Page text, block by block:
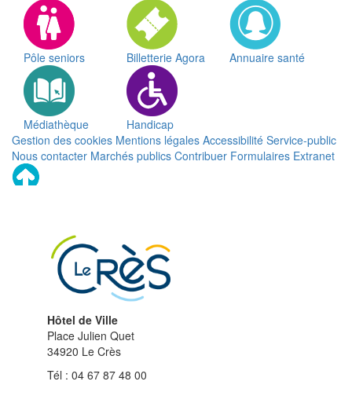
Pôle seniors Billetterie Agora Annuaire santé
Médiathèque
Handicap
Gestion des cookies Mentions légales Accessibilité Service-public
Nous contacter Marchés publics Contribuer Formulaires Extranet
Remonter
Hôtel de Ville
Place Julien Quet
34920 Le Crès
Tél : 04 67 87 48 00